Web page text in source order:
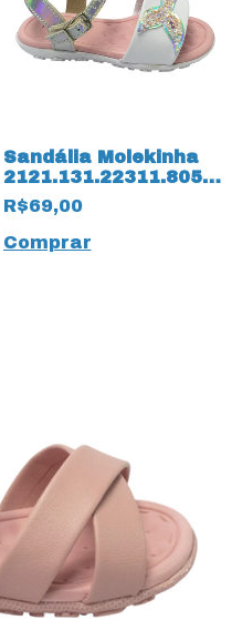
Sandália Molekinha
2121.131.22311.80574
Glitter 14260 Branco
R$69,00
Comprar